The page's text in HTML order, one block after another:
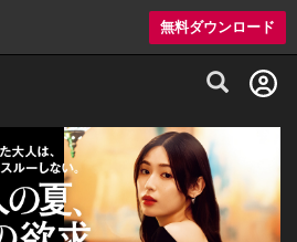
無料ダウンロード
グルメ情報・プレミアムレストラン予約